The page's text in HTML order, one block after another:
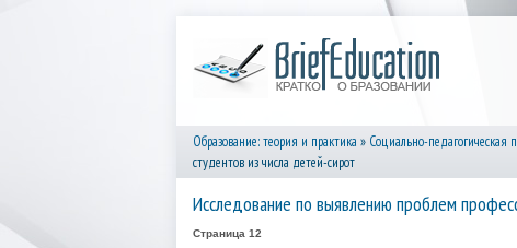
Образование: теория и практика » Социально-педагогическая
студентов из числа детей-сирот
Исследование по выявлению проблем
Страница 12